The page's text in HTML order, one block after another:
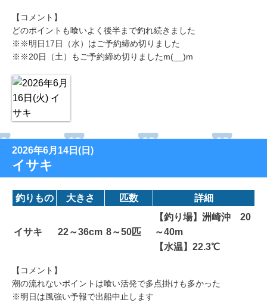
【コメント】
どのポイントも喰いよく後半まで釣れ続きました
※※明日17日（水）はご予約締め切りました
※※20日（土）もご予約締め切りましたm(__)m
2026年6月14日(日)
イサキ
釣りもの 大きさ 匹数 詳細
イサキ 22～36cm 8～50匹
【釣り場】洲崎沖 20
～40m
【水温】22.3℃
【コメント】
潮の流れないポイントは喰い活発で多点掛けも多かった
※明日は風強い予報で出船中止します